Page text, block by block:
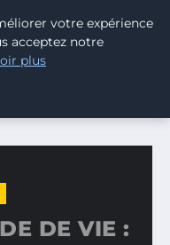
BLOG
SIMPLIFIER SON…
DE VIE :
votre expérience
acceptez notre
plus